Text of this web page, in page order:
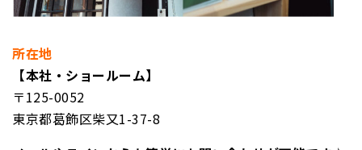
所在地
【本社・ショールーム】
〒125-0052
東京都葛飾区柴又1-37-8